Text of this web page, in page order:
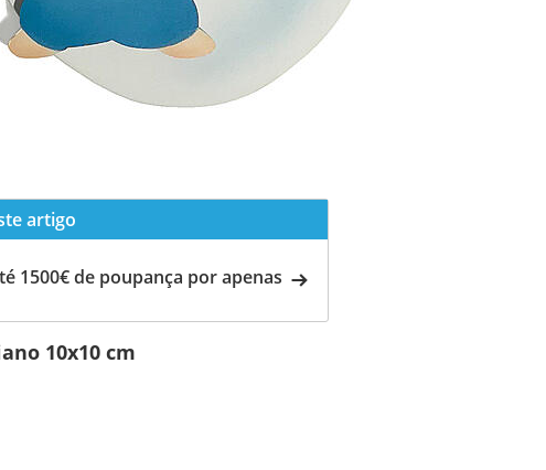
artigo
1500€ de poupança por apenas
10x10 cm